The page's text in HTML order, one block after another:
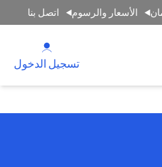
الأسعار والرسوم اتصل بنا
تسجيل الدخول